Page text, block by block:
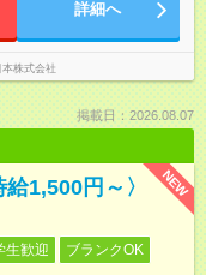
詳細へ
株式会社
掲載日：2026.08.07
NEW
1,500円～〉
生歓迎
ブランクOK